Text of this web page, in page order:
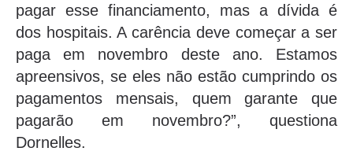
pagar esse financiamento, mas a dívida é
dos hospitais. A carência deve começar a ser
paga em novembro deste ano. Estamos
apreensivos, se eles não estão cumprindo os
pagamentos mensais, quem garante que
pagarão em novembro?”, questiona
Dornelles.